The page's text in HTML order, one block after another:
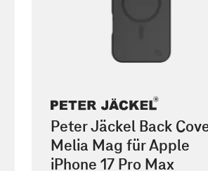
Peter Jäckel Back
Melia Mag für Apple
iPhone 17 Pro Max